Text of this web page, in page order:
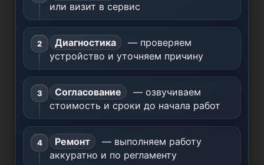
или визит в сервис
Диагностика
— проверяем
устройство и уточняем причину
Согласование
— озвучиваем
стоимость и сроки до начала работ
Ремонт
— выполняем работу
аккуратно и по регламенту